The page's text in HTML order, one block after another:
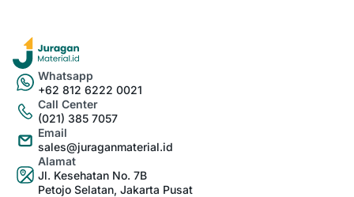
Whatsapp
+62 812 6222 0021
Call Center
(021) 385 7057
Email
sales@juraganmaterial.id
Alamat
Jl. Kesehatan No. 7B
Petojo Selatan, Jakarta Pusat